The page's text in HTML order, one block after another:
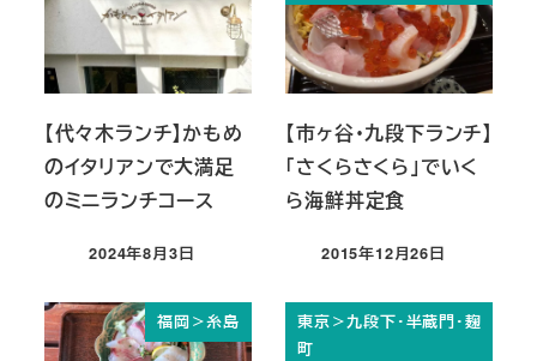
【代々木ランチ】かもめ
のイタリアンで大満足
のミニランチコース
投稿日
2024年8月3日
【市ヶ谷・九段下ランチ】
「さくらさくら」でいく
ら海鮮丼定食
投稿日
2015年12月26日
福岡＞糸島
東京＞九段下・半蔵門・麹
町